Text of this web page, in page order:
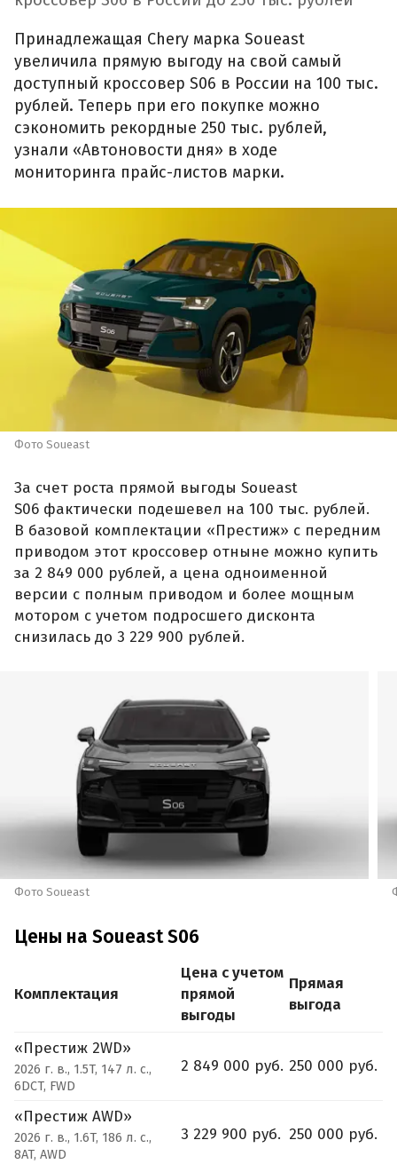
Принадлежащая Chery марка Soueast
увеличила прямую выгоду на свой самый
доступный кроссовер S06 в России на 100 тыс.
рублей. Теперь при его покупке можно
сэкономить рекордные 250 тыс. рублей,
узнали «Автоновости дня» в ходе
мониторинга прайс-листов марки.
Фото Soueast
За счет роста прямой выгоды Soueast
S06 фактически подешевел на 100 тыс. рублей.
В базовой комплектации «Престиж» с передним
приводом этот кроссовер отныне можно купить
за 2 849 000 рублей, а цена одноименной
версии с полным приводом и более мощным
мотором с учетом подросшего дисконта
снизилась до 3 229 900 рублей.
Фото Soueast
Цены на Soueast S06
Комплектация
Цена с учетом
прямой
выгоды
Прямая
выгода
«Престиж 2WD»
2026 г. в., 1.5T, 147 л. с.,
6DCT, FWD
2 849 000 руб. 250 000 руб.
«Престиж AWD»
2026 г. в., 1.6T, 186 л. с.,
8AT, AWD
3 229 900 руб. 250 000 руб.